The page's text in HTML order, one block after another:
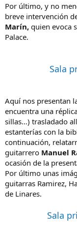
Por último, y no
breve intervención
Marín, quien evoca
Palace.
Sala
Aquí nos presentan
encuentra una
sillas…) trasladado
estanterías con la
continuación,
guitarrero Manuel
ocasión de la
Por último unas
guitarras Ramirez,
de Linares.
Sala